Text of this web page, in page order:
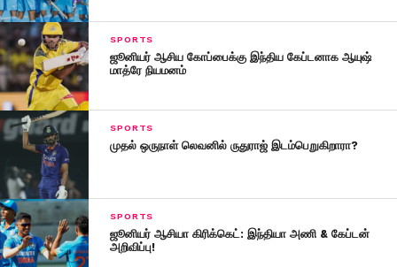
SPORTS
ஜூனியர் ஆசிய கோப்பைக்கு இந்திய கேப்டனாக ஆயுஷ்
மாத்ரே நியமனம்
SPORTS
முதல் ஒருநாள் லெவனில் ருதுராஜ் இடம்பெறுகிறாரா?
SPORTS
ஜூனியர் ஆசியா கிரிக்கெட்: இந்தியா அணி & கேப்டன்
அறிவிப்பு!